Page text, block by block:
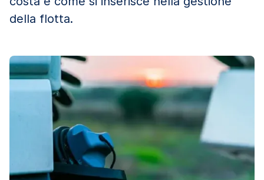
della flotta.